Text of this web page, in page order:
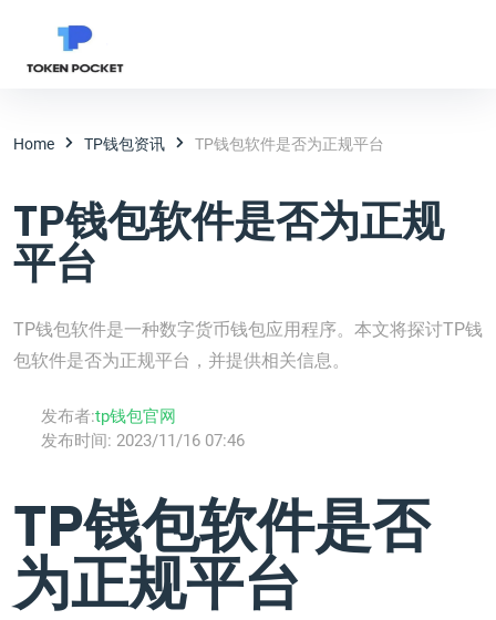
Home TP钱包资讯 TP钱包软件是否为正规平台
TP钱包软件是否为正规
平台
TP钱包软件是一种数字货币钱包应用程序。本文将探讨TP钱
包软件是否为正规平台，并提供相关信息。
发布者:tp钱包官网
发布时间: 2023/11/16 07:46
TP钱包软件是否
为正规平台